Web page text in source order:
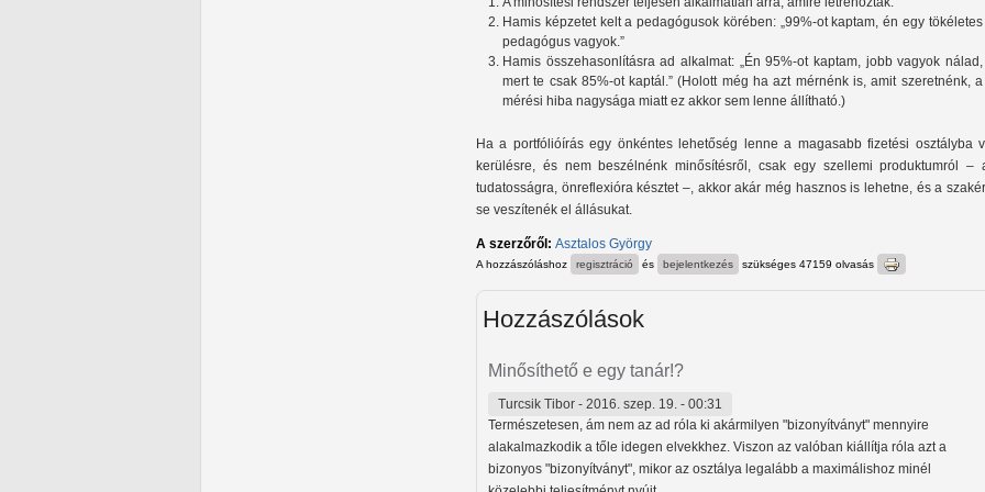
Hamis képzetet kelt a pedagógusok körében: „99%-ot kaptam, én egy tökéletes
pedagógus vagyok.”
Hamis összehasonlításra ad alkalmat: „Én 95%-ot kaptam, jobb vagyok nálad,
mert te csak 85%-ot kaptál.” (Holott még ha azt mérnénk is, amit szeretnénk, a
mérési hiba nagysága miatt ez akkor sem lenne állítható.)
Ha a portfólióírás egy önkéntes lehetőség lenne a magasabb fizetési osztályba
kerülésre, és nem beszélnénk minősítésről, csak egy szellemi produktumról ‒
tudatosságra, önreflexióra késztet ‒, akkor akár még hasznos is lehetne, és a
se veszítenék el állásukat.
A szerzőről: Asztalos György
A hozzászóláshoz regisztráció és bejelentkezés szükséges 47159 olvasás
Hozzászólások
Minősíthető e egy tanár!?
Turcsik Tibor - 2016. szep. 19. - 00:31
Természetesen, ám nem az ad róla ki akármilyen "bizonyítványt" mennyire
alakalmazkodik a tőle idegen elvekkhez. Viszon az valóban kiállítja róla azt a
bizonyos "bizonyítványt", mikor az osztálya legalább a maximálishoz minél